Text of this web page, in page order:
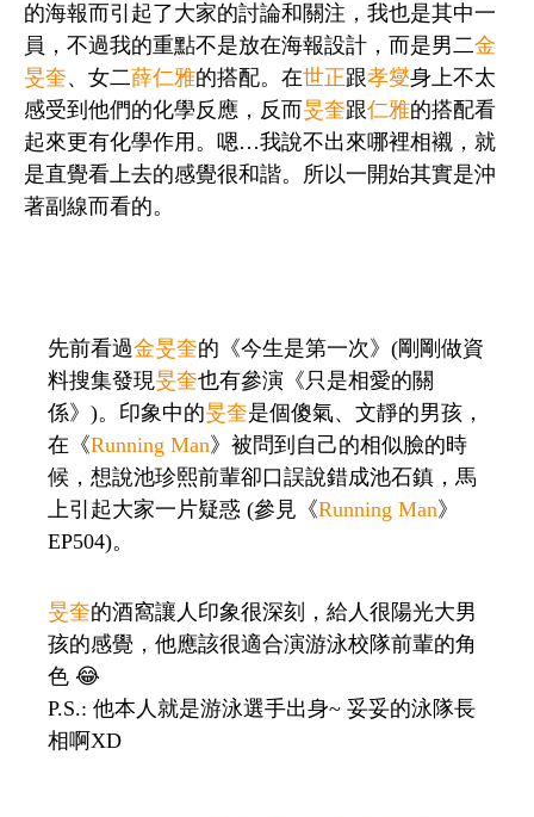
的海報而引起了大家的討論和關注，我也是其中一
員，不過我的重點不是放在海報設計，而是男二金
旻奎、女二薛仁雅的搭配。在世正跟孝燮身上不太
感受到他們的化學反應，反而旻奎跟仁雅的搭配看
起來更有化學作用。嗯…我說不出來哪裡相襯，就
是直覺看上去的感覺很和諧。所以一開始其實是沖
著副線而看的。
先前看過金旻奎的《今生是第一次》(剛剛做資
料搜集發現旻奎也有參演《只是相愛的關
係》)。印象中的旻奎是個傻氣、文靜的男孩，
在《Running Man》被問到自己的相似臉的時
候，想說池珍熙前輩卻口誤說錯成池石鎮，馬
上引起大家一片疑惑 (參見《Running Man》
EP504)。
旻奎的酒窩讓人印象很深刻，給人很陽光大男
孩的感覺，他應該很適合演游泳校隊前輩的角
色 😂
P.S.: 他本人就是游泳選手出身~ 妥妥的泳隊長
相啊XD